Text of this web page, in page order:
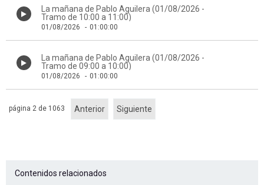
La mañana de Pablo Aguilera (01/08/2026 -
Tramo de 10:00 a 11:00)
01/08/2026 - 01:00:00
La mañana de Pablo Aguilera (01/08/2026 -
Tramo de 09:00 a 10:00)
01/08/2026 - 01:00:00
Anterior Siguiente
página 2 de 1063
Contenidos relacionados